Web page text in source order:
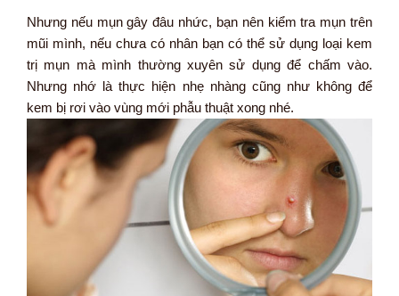
Nhưng nếu mụn gây đâu nhức, bạn nên kiểm tra mụn trên
mũi mình, nếu chưa có nhân bạn có thể sử dụng loại kem
trị mụn mà mình thường xuyên sử dụng để chấm vào.
Nhưng nhớ là thực hiện nhẹ nhàng cũng như không để
kem bị rơi vào vùng mới phẫu thuật xong nhé.